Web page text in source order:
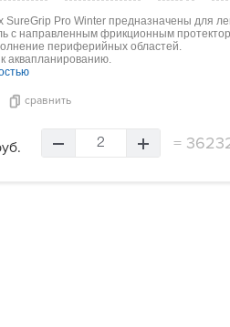
SureGrip Pro Winter предназначены для
с направленным фрикционным
периферийных областей.
к аквапланированию.
сравнить
2 =